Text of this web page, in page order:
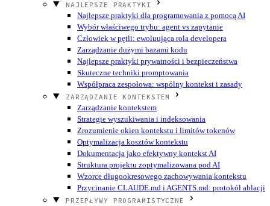
NAJLEPSZE PRAKTYKI
Najlepsze praktyki dla programowania z pomocą AI
Wybór właściwego trybu: agent vs zapytanie
Człowiek w pętli: ewoluująca rola developera
Zarządzanie dużymi bazami kodu
Najlepsze praktyki prywatności i bezpieczeństwa
Skuteczne techniki promptowania
Współpraca zespołowa: wspólny kontekst i zasady
ZARZĄDZANIE KONTEKSTEM
Zarządzanie kontekstem
Strategie wyszukiwania i indeksowania
Zrozumienie okien kontekstu i limitów tokenów
Optymalizacja kosztów kontekstu
Dokumentacja jako efektywny kontekst AI
Struktura projektu zoptymalizowana pod AI
Wzorce długookresowego zachowywania kontekstu
Przycinanie CLAUDE.md i AGENTS.md: protokół ablacji
PRZEPŁYWY PROGRAMISTYCZNE